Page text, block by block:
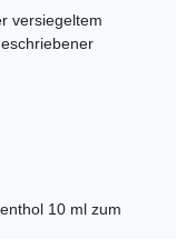
versiegeltem
10 ml zum